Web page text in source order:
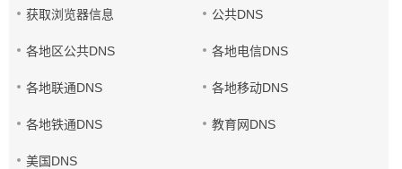
获取浏览器信息 公共DNS
各地区公共DNS 各地电信DNS
各地联通DNS 各地移动DNS
各地铁通DNS 教育网DNS
美国DNS